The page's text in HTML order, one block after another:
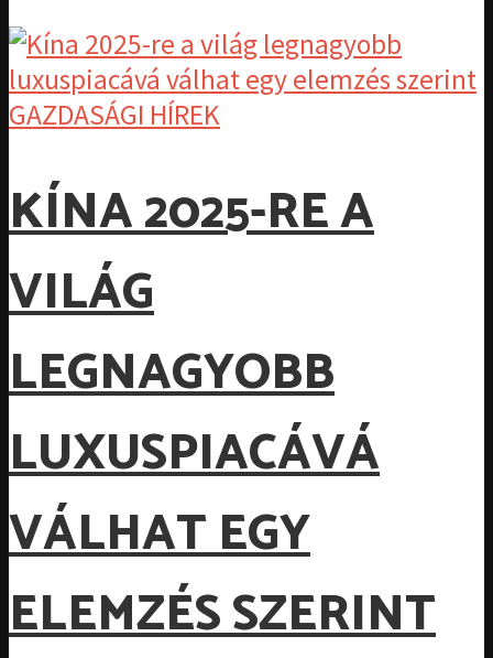
GAZDASÁGI HÍREK
KÍNA 2025-RE A
VILÁG
LEGNAGYOBB
LUXUSPIACÁVÁ
VÁLHAT EGY
ELEMZÉS SZERINT